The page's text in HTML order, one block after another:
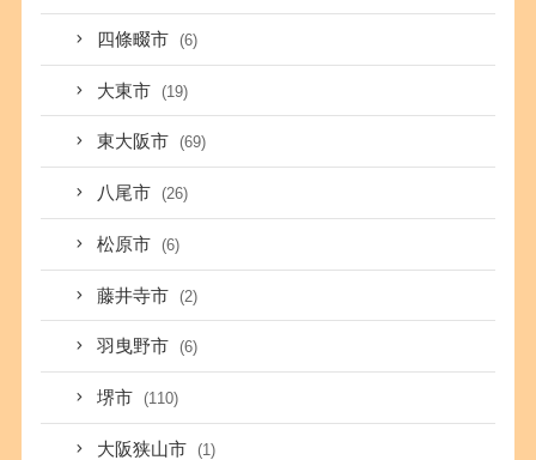
四條畷市 (6)
大東市 (19)
東大阪市 (69)
八尾市 (26)
松原市 (6)
藤井寺市 (2)
羽曳野市 (6)
堺市 (110)
大阪狭山市 (1)